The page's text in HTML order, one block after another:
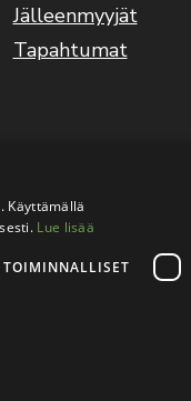
Jälleenmyyjät
Tapahtumat
Käyttämällä
Lue lisää
TOIMINNALLISET